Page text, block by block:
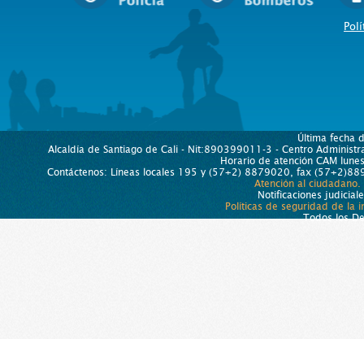
Última fecha
Alcaldía de Santiago de Cali - Nit:890399011-3 - Centro
Horario de atención CAM
Contáctenos: Líneas locales 195 y (57+2) 8879020, fax
Atención al ciudadano.
Notificaciones
Políticas de seguridad de la
Todos los